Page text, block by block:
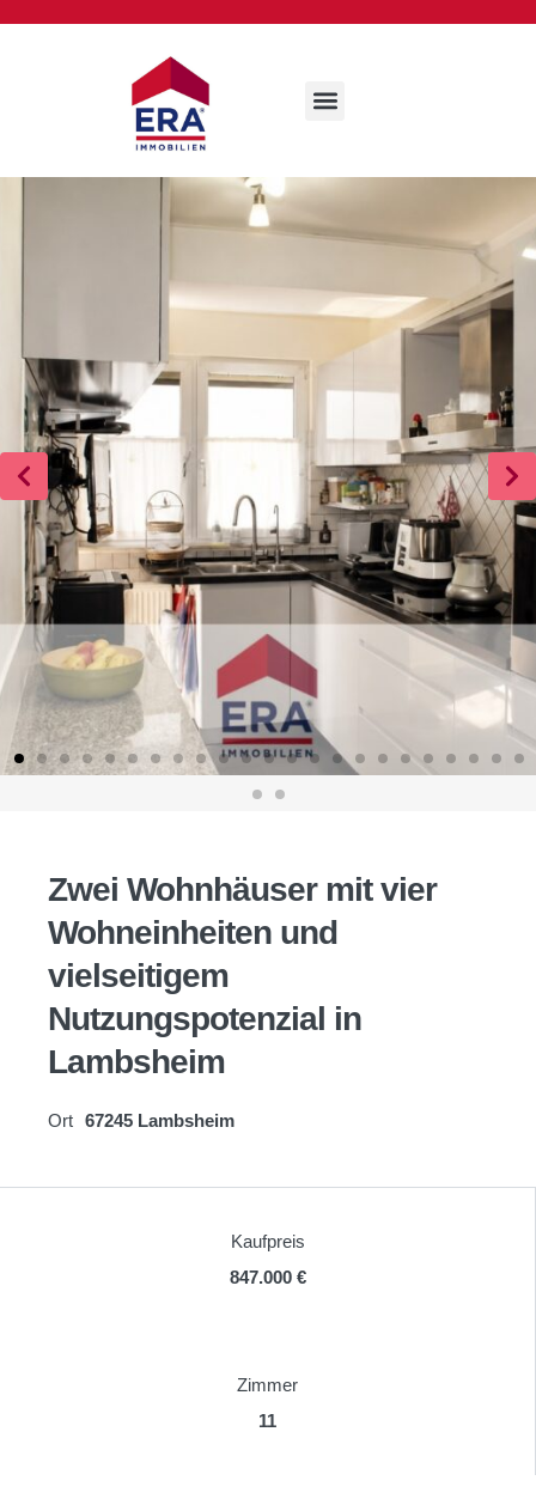
Zwei Wohnhäuser mit vier
Wohneinheiten und
vielseitigem
Nutzungspotenzial in
Lambsheim
Ort 67245 Lambsheim
Kaufpreis
847.000 €
Zimmer
11